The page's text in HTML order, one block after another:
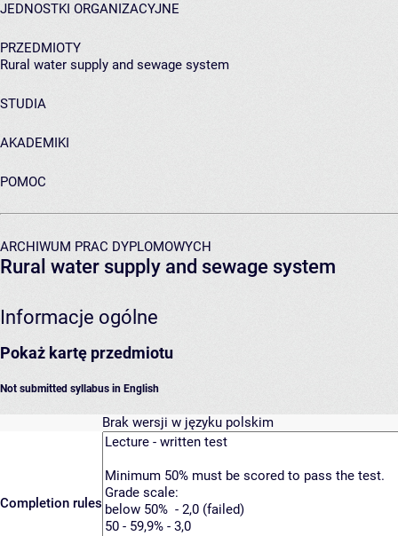
JEDNOSTKI ORGANIZACYJNE
PRZEDMIOTY
Rural water supply and sewage system
STUDIA
AKADEMIKI
POMOC
ARCHIWUM PRAC DYPLOMOWYCH
Rural water supply and sewage system
Informacje ogólne
Pokaż kartę przedmiotu
Not submitted syllabus in English
Brak wersji w języku polskim
Completion rules